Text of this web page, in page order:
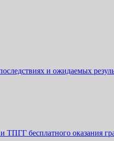
и ожидаемых
ТПГГ бесплатного оказания